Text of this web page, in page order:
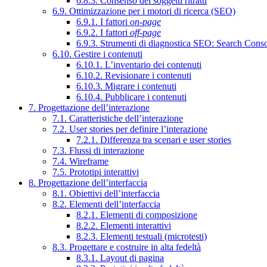
6.9. Ottimizzazione per i motori di ricerca (SEO)
6.9.1. I fattori on-page
6.9.2. I fattori off-page
6.9.3. Strumenti di diagnostica SEO: Search
6.10. Gestire i contenuti
6.10.1. L’inventario dei contenuti
6.10.2. Revisionare i contenuti
6.10.3. Migrare i contenuti
6.10.4. Pubblicare i contenuti
7. Progettazione dell’interazione
7.1. Caratteristiche dell’interazione
7.2. User stories per definire l’interazione
7.2.1. Differenza tra scenari e user stories
7.3. Flussi di interazione
7.4. Wireframe
7.5. Prototipi interattivi
8. Progettazione dell’interfaccia
8.1. Obiettivi dell’interfaccia
8.2. Elementi dell’interfaccia
8.2.1. Elementi di composizione
8.2.2. Elementi interattivi
8.2.3. Elementi testuali (microtesti)
8.3. Progettare e costruire in alta fedeltà
8.3.1. Layout di pagina